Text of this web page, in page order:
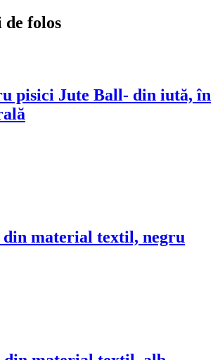
folos
pisici Jute Ball- din iută, în
din material textil, negru